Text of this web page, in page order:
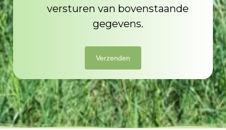
versturen van bovenstaande
gegevens.